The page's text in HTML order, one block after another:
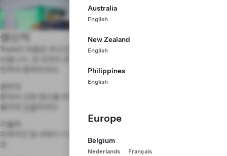
Australia
English
New Zealand
English
Philippines
English
Europe
Belgium
Nederlands Français
생산직
Tesla의 제품은 초인간적인 작업을 수행하는 로봇과 실제 사람에 의해 생
산됩니다. 전 세계의 큰 도전 과제를 해결하고 있는 다양하고 포용력 있는
인력과 함께하세요.
관리자
문제의 근본 원인을 파악하고, 강력한 절차를 수립하며, 팀을 성공으로 이
끌려면
기술자
의욕적인 팀 내에서 시스템을 검사하고, 진단하거나 수리하려면
요